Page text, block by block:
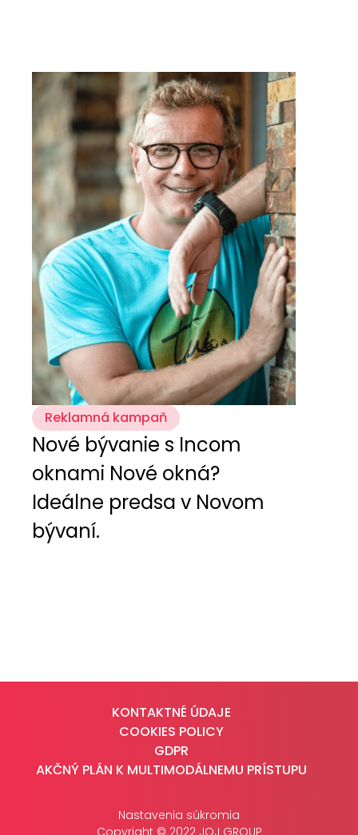
Reklamná kampaň
Nové bývanie s Incom
oknami Nové okná?
Ideálne predsa v Novom
bývaní.
KONTAKTNÉ ÚDAJE
COOKIES POLICY
GDPR
AKČNÝ PLÁN K MULTIMODÁLNEMU PRÍSTUPU
Nastavenia súkromia
Copyright © 2022 JOJ GROUP